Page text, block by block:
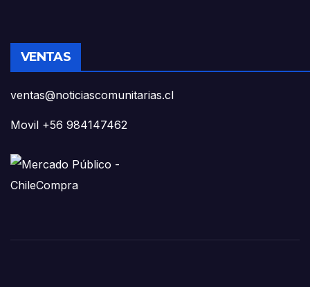
VENTAS
ventas@noticiascomunitarias.cl
Movil +56 984147462